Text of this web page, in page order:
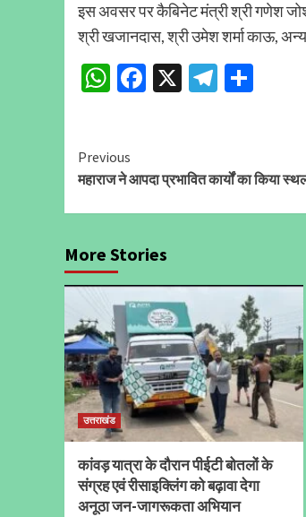
इस अवसर पर कैबिनेट मंत्री श्री गणेश
श्री खजानदास, श्री उमेश शर्मा काऊ,
WhatsApp
Facebook
X
Continue
Reading
Previous
महाराज ने आपदा प्रभावित कार्यों का किया
More Stories
उत्तराखंड
कांवड़ यात्रा के दौरान पीईटी बोतलों के
संग्रह एवं रीसाइक्लिंग को बढ़ावा देगा
अनूठा जन-जागरूकता अभियान